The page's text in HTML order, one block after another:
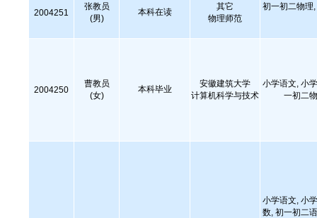
2004251
张教员
(男)
本科在读
其它
物理师范
初一初二物理
2004250
曹教员
(女)
本科毕业
安徽建筑大学
计算机科学与技术
小学语文, 小
一初二
小学语文, 小
数, 初一初二